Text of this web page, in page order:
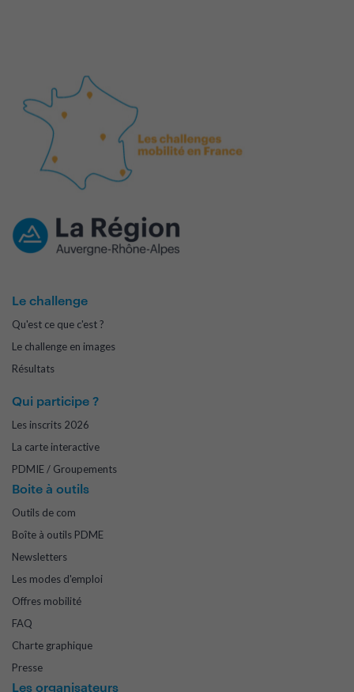
Le challenge
Qu'est ce que c'est ?
Le challenge en images
Résultats
Qui participe ?
Les inscrits 2026
La carte interactive
PDMIE / Groupements
Boite à outils
Outils de com
Boîte à outils PDME
Newsletters
Les modes d'emploi
Offres mobilité
FAQ
Charte graphique
Presse
Les organisateurs